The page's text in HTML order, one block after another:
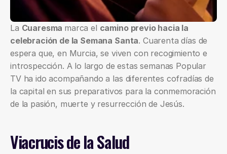
La Cuaresma marca el camino previo hacia la
celebración de la Semana Santa. Cuarenta días de
espera que, en Murcia, se viven con recogimiento e
introspección. A lo largo de estas semanas Popular
TV ha ido acompañando a las diferentes cofradías de
la capital en sus preparativos para la conmemoración
de la pasión, muerte y resurrección de Jesús.
Viacrucis de la Salud